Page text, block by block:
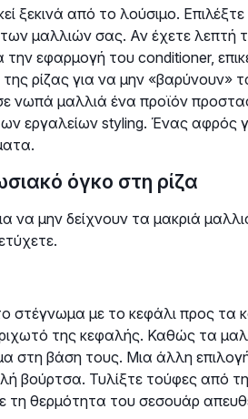
ξεκινά από το λούσιμο.
μαλλιών σας. Αν έχετε λεπτή
εφαρμογή του conditioner,
ρίζας για να μην «βαρύνουν»
νωπά μαλλιά ένα προϊόν
εργαλείων styling. Ένας αφρός
όγκο στη ρίζα
να μην δείχνουν τα μακριά
στέγνωμα με το κεφάλι προς τα
της κεφαλής. Καθώς τα
στη βάση τους. Μια άλλη επιλογή
βούρτσα. Τυλίξτε τούφες από
θερμότητα του σεσουάρ